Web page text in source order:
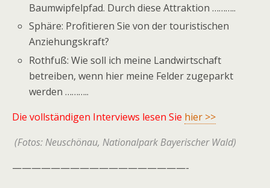
Baumwipfelpfad. Durch diese Attraktion ………..
Sphäre: Profitieren Sie von der touristischen
Anziehungskraft?
Rothfuß: Wie soll ich meine Landwirtschaft
betreiben, wenn hier meine Felder zugeparkt
werden ………..
Die vollständigen Interviews lesen Sie hier >>
(Fotos: Neuschönau, Nationalpark Bayerischer Wald)
——————————————————-